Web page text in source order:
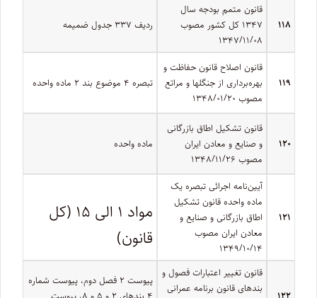
۱۱۸
قانون متمم بودجه سال
۱۳۴۷ کل کشور مصوب
۱۳۴۷/۱۱/۰۸
ردیف ۳۳۷ جدول ضمیمه
۱۱۹
قانون اصلاح قانون حفاظت و
بهره‌برداری از جنگلها و مراتع
مصوب ۱۳۴۸/۰۱/۲۰
تبصره ۴ موضوع بند ۲ ماده واحده
۱۲۰
قانون تشکیل اطاق بازرگانی
و صنایع و معادن ایران
مصوب ۱۳۴۸/۱۱/۲۶
ماده واحده
۱۲۱
آیین­‌نامه اجرائی تبصره یک
ماده واحده قانون تشکیل
اطاق بازرگانی و صنایع و
معادن ایران مصوب
۱۳۴۹/۱۰/۱۴
مواد ۱ الی ۱۵ (کل
قانون)
‌قانون تغییر اعتبارات فصول و
بندهای قانون برنامه عمرانی
پیوست ۲ فصل دوم، پیوست شماره